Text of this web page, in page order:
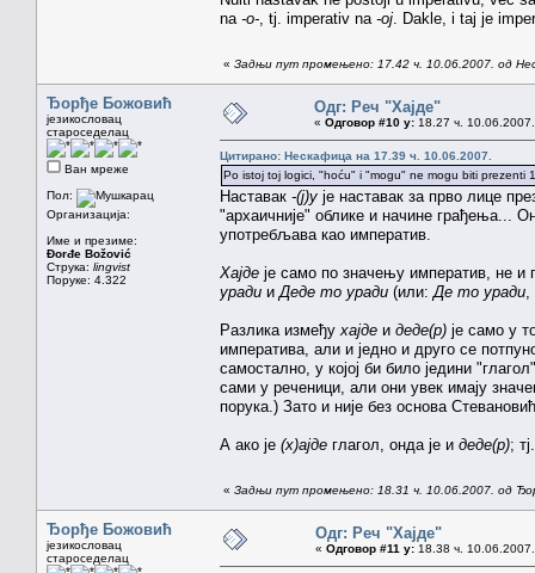
na -o- , tj. imperativ na -oj . Dakle, i taj je
« Задњи пут промењено: 17.42 ч. 10.06.2007. од
Ђорђе Божовић
језикословац
староседелац
Ван мреже
Пол:
Организација:
Име и презиме:
Đorđe Božović
Струка: lingvist
Поруке: 4.322
Одг: Реч "Хајде"
« Одговор #10 у: 18.27 ч.
Цитирано: Нескафица на 17.39 ч. 10.06.2007.
Po istoj toj logici, "hoću" i "mogu" ne mogu biti prezenti
Наставак -(ј)у је наставак за прво лице
"архаичније" облике и начине грађења...
употребљава као императив.
Хајде је само по значењу императив, не и
уради и Деде то уради (или: Де то уради
Разлика између хајде и деде(р) је само у
императива, али и једно и друго се
самостално, у којој би било једини
сами у реченици, али они увек имају
порука.) Зато и није без основа
А ако је (х)ајде глагол, онда је и деде(р);
« Задњи пут промењено: 18.31 ч. 10.06.2007. од
Ђорђе Божовић
језикословац
староседелац
Одг: Реч "Хајде"
« Одговор #11 у: 18.38 ч.